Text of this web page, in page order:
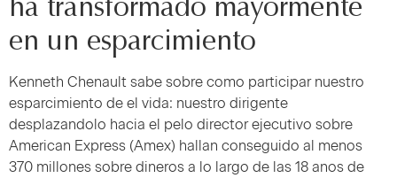
ha transformado mayormente
en un esparcimiento
Kenneth Chenault sabe sobre como participar nuestro
esparcimiento de el vida: nuestro dirigente
desplazandolo hacia el pelo director ejecutivo sobre
American Express (Amex) hallan conseguido al menos
370 millones sobre dineros a lo largo de las 18 anos de